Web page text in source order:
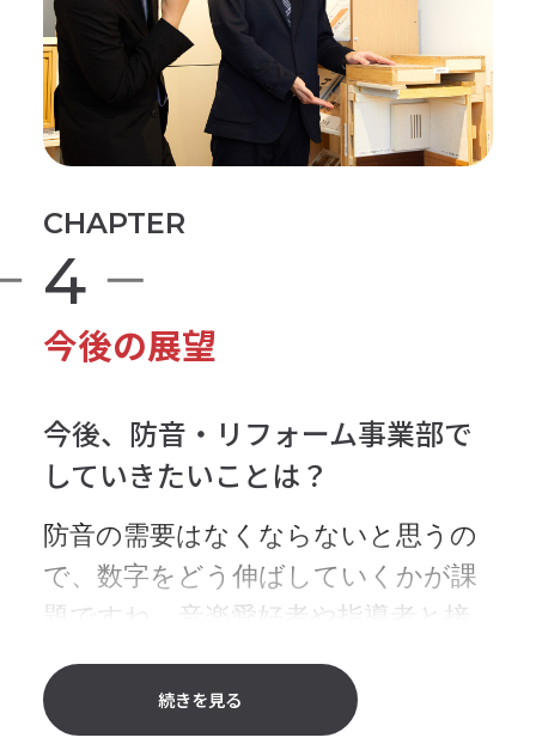
防音室は置き型のユニットタイプ
だけでなく、工事をともなうタイ
プでは設計が必要なんですね。防
音・リフォーム事業部で自分が図
面を書くと思ってましたか？
いいえ。営業、設計、現場監督と、
仕事が縦割りになっているとイメー
ジしていたので。宮地楽器は一人の
こが強みでもあります。もちろん事
業部内の専門家が協力してくださる
んですけど、連携ミスを防止できる
しお客様との信頼もつくりやすい。
とてもいいスタイルだと思っていま
手応えを感じるのは？
ならドア、窓、床はどうするかなど
を話し合いながら、現場調査をしま
す。設計（図面作成）、工事、設置の
段取りと手配、工事・現場管理、お
す。
小さな相談もあるんですね
音の悩みなら何でもOKです。ほかに
できる宮地楽器のオリジナル商品
「VERY-Q」という簡易防音室があ
り、宅録やゲームが趣味の方に人気
なんですよ。以前、音楽スタジオで
偶然VERY-Qを見かけたときは、宮地
ことに充足感を覚えました。
CHAPTER
4
今後の展望
今後、防音・リフォーム事業部で
していきたいことは？
防音の需要はなくならないと思うの
で、数字をどう伸ばしていくかが課
題ですね。音楽愛好者や指導者と接
点の多い宮地楽器だから、もっと仕
事が広がると思います。社内に防
音・リフォーム事業部の仕事の実例
続きを見る